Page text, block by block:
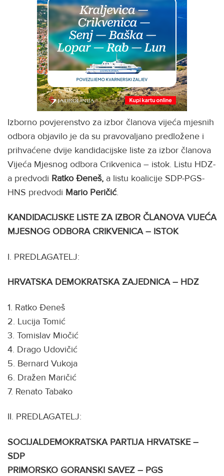
Izborno povjerenstvo za izbor članova vijeća mjesnih
odbora objavilo je da su pravovaljano predložene i
prihvaćene dvije kandidacijske liste za izbor članova
Vijeća Mjesnog odbora Crikvenica – istok. Listu HDZ-
a predvodi Ratko Đeneš, a listu koalicije SDP-PGS-
HNS predvodi Mario Peričić.
KANDIDACIJSKE LISTE ZA IZBOR ČLANOVA VIJEĆA
MJESNOG ODBORA CRIKVENICA – ISTOK
I. PREDLAGATELJ:
HRVATSKA DEMOKRATSKA ZAJEDNICA – HDZ
1. Ratko Đeneš
2. Lucija Tomić
3. Tomislav Miočić
4. Drago Udovičić
5. Bernard Vukoja
6. Dražen Maričić
7. Renato Tabako
II. PREDLAGATELJ:
SOCIJALDEMOKRATSKA PARTIJA HRVATSKE –
SDP
PRIMORSKO GORANSKI SAVEZ – PGS